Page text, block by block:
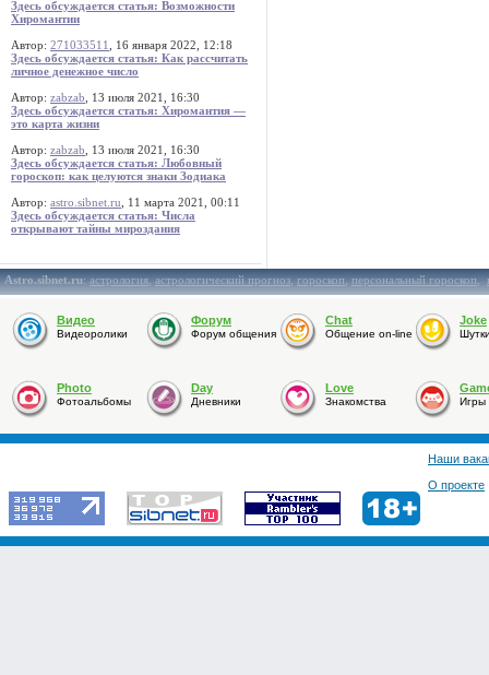
Здесь обсуждается статья: Возможности
Хиромантии
Автор: 271033511
, 16 января 2022, 12:18
Здесь обсуждается статья: Как рассчитать
личное денежное число
Автор: zabzab , 13 июля 2021, 16:30
Здесь обсуждается статья: Хиромантия —
это карта жизни
Автор: zabzab , 13 июля 2021, 16:30
Здесь обсуждается статья: Любовный
гороскоп: как целуются знаки Зодиака
Автор: astro.sibnet.ru , 11 марта 2021, 00:11
Здесь обсуждается статья: Числа
открывают тайны мироздания
Astro.sibnet.ru:астрология,астрологический прогноз,гороскоп,персональный гороскоп,
Видео
Видеоролики
Форум
Форум общения
Chat
Общение on-line
Joke
Photo
Фотоальбомы
Day
Дневники
Love
Знакомства Игры
Наши
О проекте